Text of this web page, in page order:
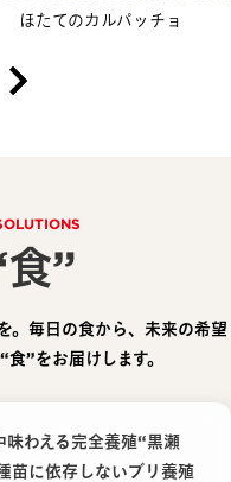
ほたてのカルパッチョ
”
。毎日の食から、未来の希望
”をお届けします。
味わえる完全養殖“黒瀬
苗に依存しないブリ養殖